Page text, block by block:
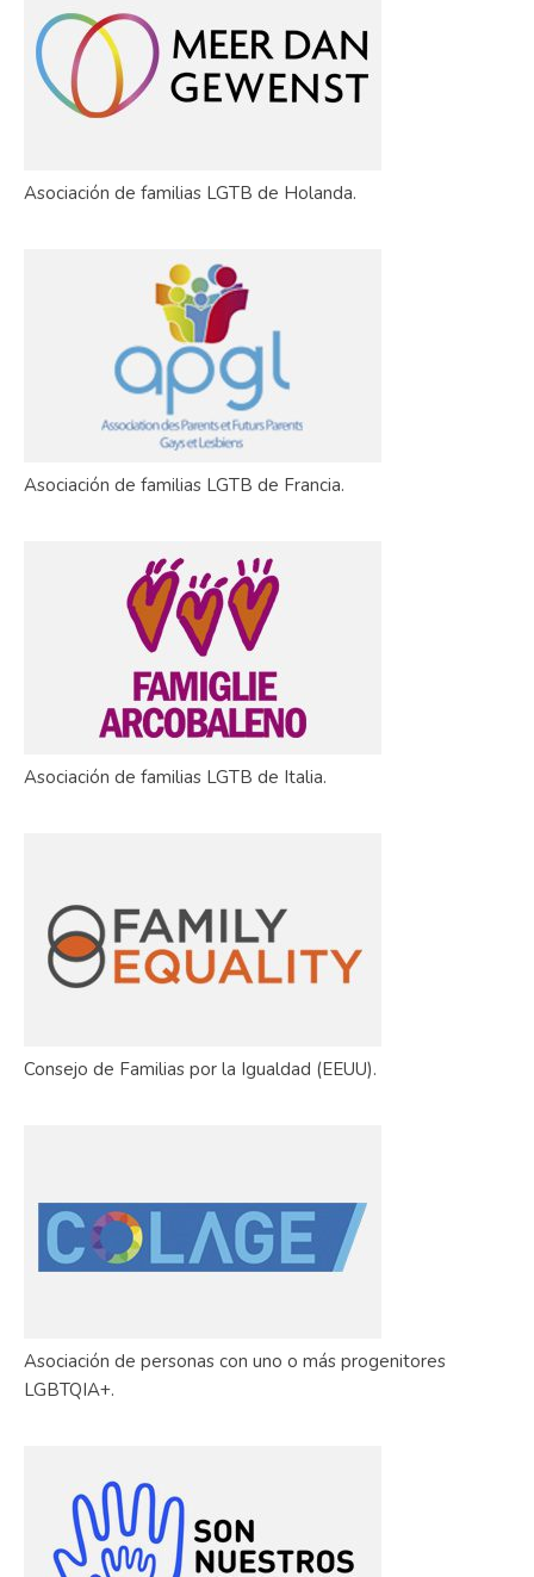
Asociación de familias LGTB de Holanda.
Asociación de familias LGTB de Francia.
Asociación de familias LGTB de Italia.
Consejo de Familias por la Igualdad (EEUU).
Asociación de personas con uno o más progenitores
LGBTQIA+.